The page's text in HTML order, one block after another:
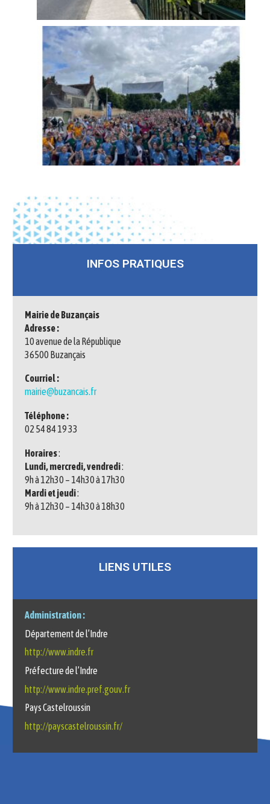
INFOS PRATIQUES
Mairie de Buzançais
Adresse :
10 avenue de la République
36500 Buzançais
Courriel :
mairie@buzancais.fr
Téléphone :
02 54 84 19 33
Horaires:
Lundi, mercredi, vendredi:
9h à 12h30 – 14h30 à 17h30
Mardi et jeudi:
9h à 12h30 – 14h30 à 18h30
LIENS UTILES
Administration :
Département de l’Indre
http://www.indre.fr
Préfecture de l’Indre
http://www.indre.pref.gouv.fr
Pays Castelroussin
http://payscastelroussin.fr/